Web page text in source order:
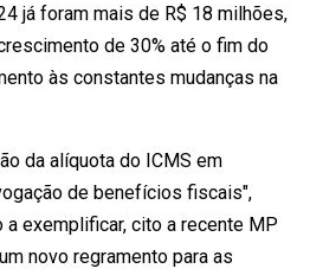
já foram mais de R$ 18 milhões,
de 30% até o fim do
às constantes mudanças na
da alíquota do ICMS em
de benefícios fiscais",
a exemplificar, cito a recente MP
novo regramento para as